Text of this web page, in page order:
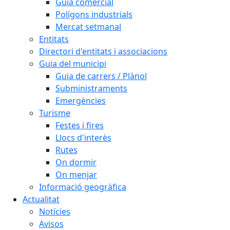
Polígons industrials
Mercat setmanal
Entitats
Directori d'entitats i associacions
Guia del municipi
Guia de carrers / Plànol
Subministraments
Emergències
Turisme
Festes i fires
Llocs d'interès
Rutes
On dormir
On menjar
Informació geogràfica
Actualitat
Notícies
Avisos